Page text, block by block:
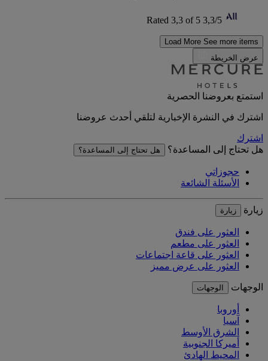
3,3/5
Rated 3,3 of 5
Load More See more items
عرض الخريطة
استمتع بعروضنا الحصرية
اشترك في النشرة الإخبارية لتلقي أحدث عروضنا
اشترك
هل تحتاج إلى المساعدة؟
هل تحتاج إلى المساعدة؟
حجوزاتي
الأسئلة الشائعة
زيارة زيارة
العثور على فندق
العثور على مطعم
العثور على قاعة اجتماعات
العثور على عرض مميز
الوجهات الوجهات
أوروبا
آسيا
الشرق الأوسط
أميركا الجنوبية
المحيط الهادئ